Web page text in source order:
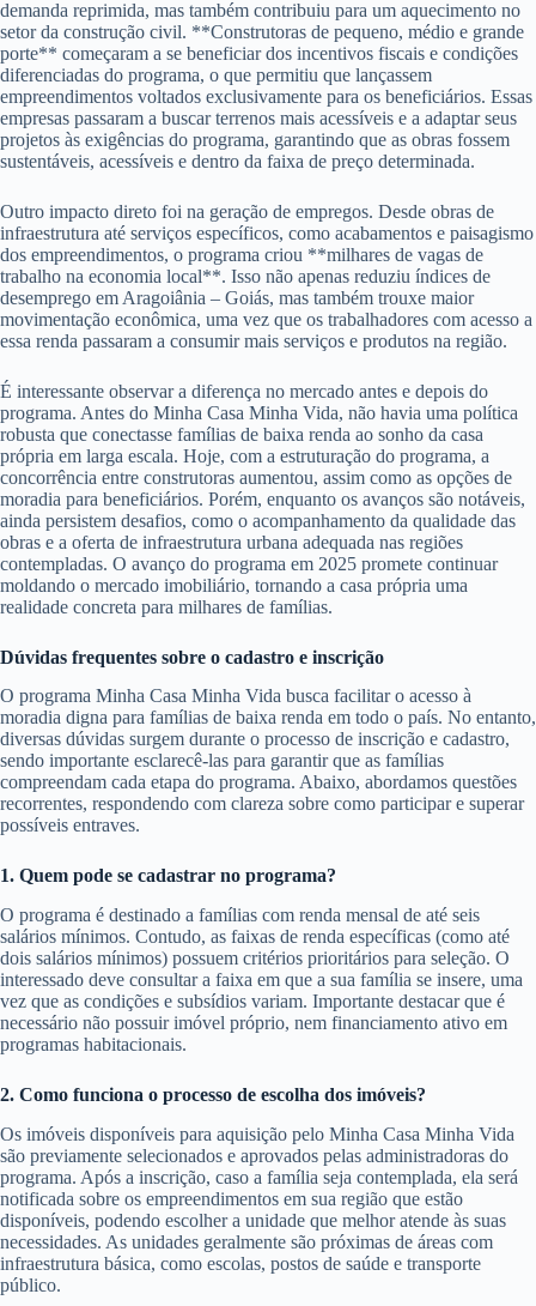
demanda reprimida, mas também contribuiu para um aquecimento no
setor da construção civil. **Construtoras de pequeno, médio e grande
porte** começaram a se beneficiar dos incentivos fiscais e condições
diferenciadas do programa, o que permitiu que lançassem
empreendimentos voltados exclusivamente para os beneficiários. Essas
empresas passaram a buscar terrenos mais acessíveis e a adaptar seus
projetos às exigências do programa, garantindo que as obras fossem
sustentáveis, acessíveis e dentro da faixa de preço determinada.
Outro impacto direto foi na geração de empregos. Desde obras de
infraestrutura até serviços específicos, como acabamentos e paisagismo
dos empreendimentos, o programa criou **milhares de vagas de
trabalho na economia local**. Isso não apenas reduziu índices de
desemprego em Aragoiânia – Goiás, mas também trouxe maior
movimentação econômica, uma vez que os trabalhadores com acesso a
essa renda passaram a consumir mais serviços e produtos na região.
É interessante observar a diferença no mercado antes e depois do
programa. Antes do Minha Casa Minha Vida, não havia uma política
robusta que conectasse famílias de baixa renda ao sonho da casa
própria em larga escala. Hoje, com a estruturação do programa, a
concorrência entre construtoras aumentou, assim como as opções de
moradia para beneficiários. Porém, enquanto os avanços são notáveis,
ainda persistem desafios, como o acompanhamento da qualidade das
obras e a oferta de infraestrutura urbana adequada nas regiões
contempladas. O avanço do programa em 2025 promete continuar
moldando o mercado imobiliário, tornando a casa própria uma
realidade concreta para milhares de famílias.
Dúvidas frequentes sobre o cadastro e inscrição
O programa Minha Casa Minha Vida busca facilitar o acesso à
moradia digna para famílias de baixa renda em todo o país. No entanto,
diversas dúvidas surgem durante o processo de inscrição e cadastro,
sendo importante esclarecê-las para garantir que as famílias
compreendam cada etapa do programa. Abaixo, abordamos questões
recorrentes, respondendo com clareza sobre como participar e superar
possíveis entraves.
1. Quem pode se cadastrar no programa?
O programa é destinado a famílias com renda mensal de até seis
salários mínimos. Contudo, as faixas de renda específicas (como até
dois salários mínimos) possuem critérios prioritários para seleção. O
interessado deve consultar a faixa em que a sua família se insere, uma
vez que as condições e subsídios variam. Importante destacar que é
necessário não possuir imóvel próprio, nem financiamento ativo em
programas habitacionais.
2. Como funciona o processo de escolha dos imóveis?
Os imóveis disponíveis para aquisição pelo Minha Casa Minha Vida
são previamente selecionados e aprovados pelas administradoras do
programa. Após a inscrição, caso a família seja contemplada, ela será
notificada sobre os empreendimentos em sua região que estão
disponíveis, podendo escolher a unidade que melhor atende às suas
necessidades. As unidades geralmente são próximas de áreas com
infraestrutura básica, como escolas, postos de saúde e transporte
público.